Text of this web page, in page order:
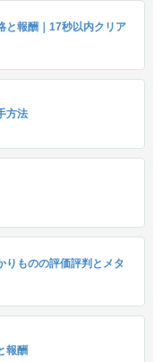
と報酬｜17秒以内クリア
方法
りものの評価評判とメタ
報酬